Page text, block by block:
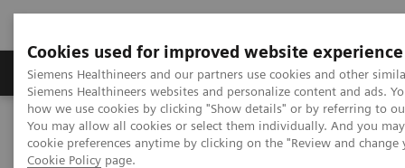
Cookies used for improved website experience
Siemens Healthineers and our partners use cookies and other
Siemens Healthineers websites and personalize content and ads.
how we use cookies by clicking "Show details" or by referring to
You may allow all cookies or select them individually. And you
cookie preferences anytime by clicking on the "Review and
Cookie Policy page.
Soluzioni e servizi Insights La nostra
Home
Servizi
Richiesta Informazioni Diagnostica di Laboratorio